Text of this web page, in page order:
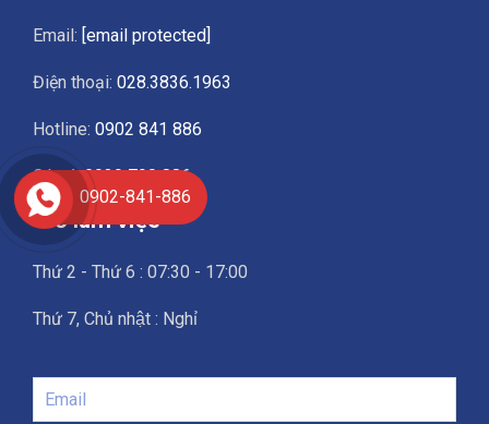
Email: [email protected]
Điện thoại: 028.3836.1963
Hotline: 0902 841 886
Góp ý:0939 790 886
Giờ làm việc
Thứ 2 - Thứ 6 : 07:30 - 17:00
Thứ 7, Chủ nhật : Nghỉ
0902-841-886